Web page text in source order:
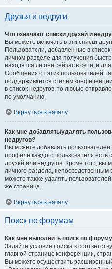
Друзья и недруги
Что означают списки друзей и
Вы можете включать в эти списки
Пользователи, добавленные в
личном разделе для получения
находятся ли они сейчас в сети, и
Сообщения от этих пользователей
поддерживается стилем
в список недругов, то любые
по умолчанию.
Вернуться к началу
Как мне добавлять/удалять
недругов?
Вы можете добавлять пользователей
профиле каждого пользователя есть
друзей или недругов. Кроме того, вы
личного раздела,
можете также удалять
же странице.
Вернуться к началу
Поиск по форумам
Как мне выполнить поиск по
Задайте условие поиска в
главной странице конференции,
Вы можете осуществить